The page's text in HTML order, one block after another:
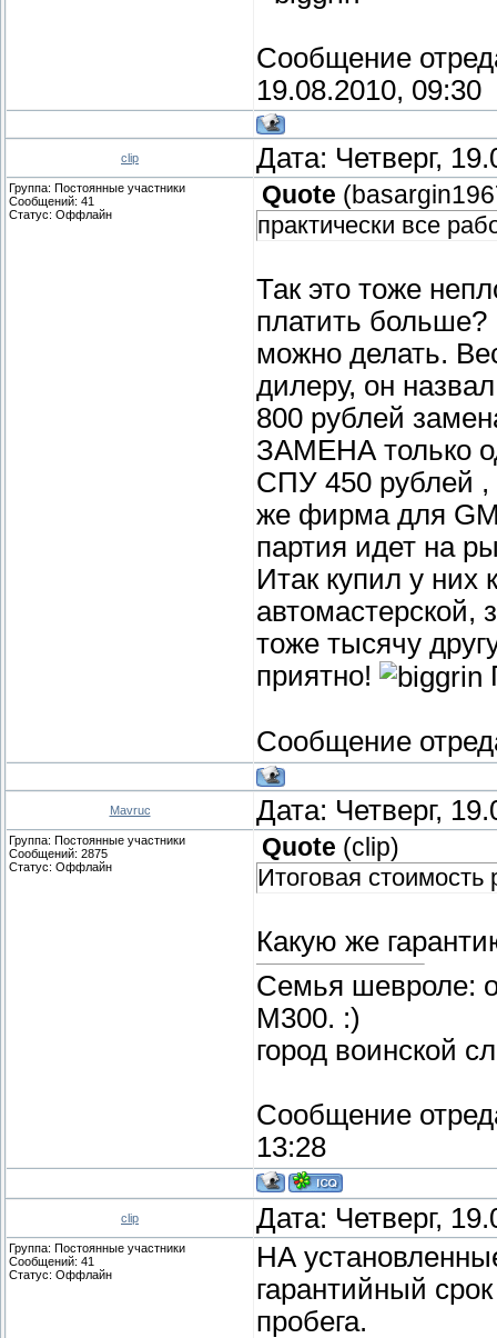
Сообщение
19.08.2010, 09:30
clip Дата: Четверг,
Группа: Постоянные участники
Сообщений: 41
Статус: Оффлайн
Quote (
практически все
Так это тоже
платить
можно делать.
дилеру, он
800 рублей
ЗАМЕНА только
СПУ 450 рублей ,
же фирма для GM
партия идет на
Итак купил у них
автомастерской,
тоже тысячу
приятно!
Сообщение
Mavruc Дата: Четверг,
Группа: Постоянные участники
Сообщений: 2875
Статус: Оффлайн
Quote (clip)
Итоговая
Какую же
Семья шевроле:
М300. :)
город воинской
Сообщение
13:28
clip Дата: Четверг,
Группа: Постоянные участники
Сообщений: 41
Статус: Оффлайн
НА
гарантийный
пробега.